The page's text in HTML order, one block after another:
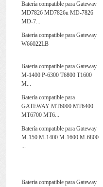
Batería compatible para Gateway
MD7826 MD7826u MD-7826
MD-7...
Batería compatible para Gateway
W66022LB
Batería compatible para Gateway
M-1400 P-6300 T6800 T1600
M...
Batería compatible para
GATEWAY MT6000 MT6400
MT6700 MT6...
Batería compatible para Gateway
M-150 M-1400 M-1600 M-6800
...
Batería compatible para Gateway